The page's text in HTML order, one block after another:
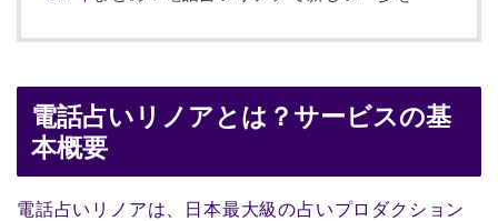
電話占いリノアとは？サービスの基
本概要
電話占いリノアは、日本最大級の占いプロダクション